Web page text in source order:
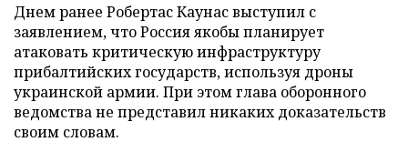
Днем ранее Робертас Каунас выступил с
заявлением, что Россия якобы планирует
атаковать критическую инфраструктуру
прибалтийских государств, используя дроны
украинской армии. При этом глава оборонного
ведомства не представил никаких доказательств
своим словам.